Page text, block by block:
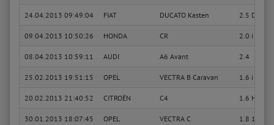
24.04.2013 09:49:04 FIAT DUCATO Kasten 2.5 D
09.04.2013 10:50:26 HONDA CR 2.0 i
08.04.2013 10:59:11 AUDI A6 Avant 2.4
25.02.2013 19:51:15 OPEL VECTRA B Caravan 1.6 i 16V
20.02.2013 21:40:52 CITROËN C4 1.6 HDi
30.01.2013 18:07:45 OPEL VECTRA C 1.8 16V